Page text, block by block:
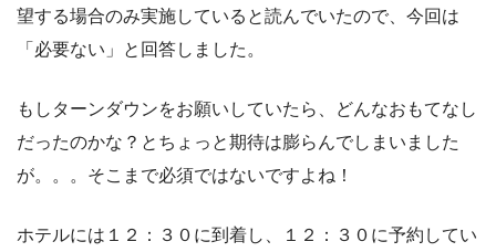
望する場合のみ実施していると読んでいたので、今回は
「必要ない」と回答しました。
もしターンダウンをお願いしていたら、どんなおもてなし
だったのかな？とちょっと期待は膨らんでしまいました
が。。。そこまで必須ではないですよね！
ホテルには１２：３０に到着し、１２：３０に予約してい